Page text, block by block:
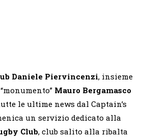
Daniele Piervincenzi, insieme
Mauro Bergamasco
le ultime news dal Captain’s
un servizio dedicato alla
Club, club salito alla ribalta